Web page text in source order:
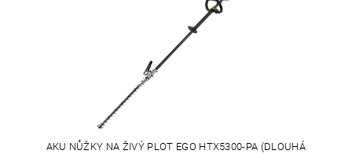
AKU NŮŽKY NA ŽIVÝ PLOT EGO HTX5300-PA (DLOUHÁ